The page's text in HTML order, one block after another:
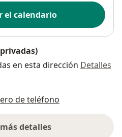
el calendario
en esta dirección Detalles
de teléfono
detalles
sobre la dirección